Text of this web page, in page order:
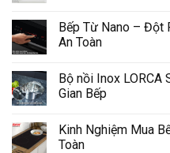
Bếp Từ Nano – Đột
An Toàn
Bộ nồi Inox LORCA
Gian Bếp
Kinh Nghiệm Mua
Toàn